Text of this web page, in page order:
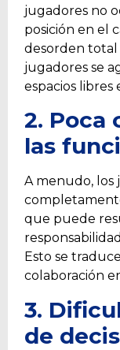
jugadores no
posición en el
desorden
jugadores se
espacios libres
2. Poca
las
A menudo,
que puede
Esto se
colaboración
3.
de